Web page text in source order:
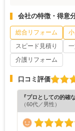
会社の特徴・得意
総合リフォーム
スピード見積り
介護リフォーム
口コミ評価
『プロとしての的確
（60代／男性）